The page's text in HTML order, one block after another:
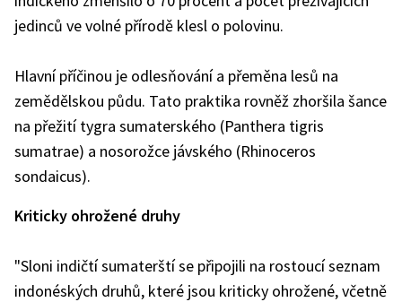
jedinců ve volné přírodě klesl o polovinu.
Hlavní příčinou je odlesňování a přeměna lesů na
zemědělskou půdu. Tato praktika rovněž zhoršila šance
na přežití tygra sumaterského (Panthera tigris
sumatrae) a nosorožce jávského (Rhinoceros
sondaicus).
Kriticky ohrožené druhy
"Sloni indičtí sumaterští se připojili na rostoucí seznam
indonéských druhů, které jsou kriticky ohrožené, včetně